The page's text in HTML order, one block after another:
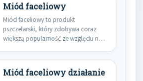
Miód faceliowy
Miód faceliowy to produkt
pszczelarski, który zdobywa coraz
większą popularność ze względu na
Miód faceliowy działanie